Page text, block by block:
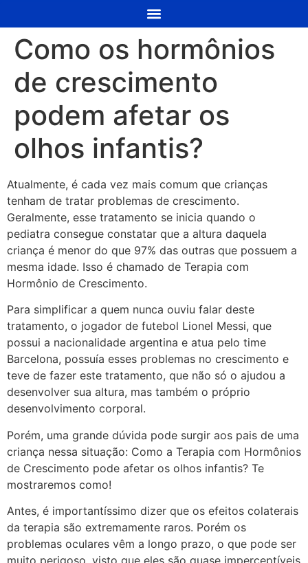
Como os hormônios
de crescimento
podem afetar os
olhos infantis?
Atualmente, é cada vez mais comum que crianças
tenham de tratar problemas de crescimento.
Geralmente, esse tratamento se inicia quando o
pediatra consegue constatar que a altura daquela
criança é menor do que 97% das outras que possuem a
mesma idade. Isso é chamado de Terapia com
Hormônio de Crescimento.
Para simplificar a quem nunca ouviu falar deste
tratamento, o jogador de futebol Lionel Messi, que
possui a nacionalidade argentina e atua pelo time
Barcelona, possuía esses problemas no crescimento e
teve de fazer este tratamento, que não só o ajudou a
desenvolver sua altura, mas também o próprio
desenvolvimento corporal.
Porém, uma grande dúvida pode surgir aos pais de uma
criança nessa situação: Como a Terapia com Hormônios
de Crescimento pode afetar os olhos infantis? Te
mostraremos como!
Antes, é importantíssimo dizer que os efeitos colaterais
da terapia são extremamente raros. Porém os
problemas oculares vêm a longo prazo, o que pode ser